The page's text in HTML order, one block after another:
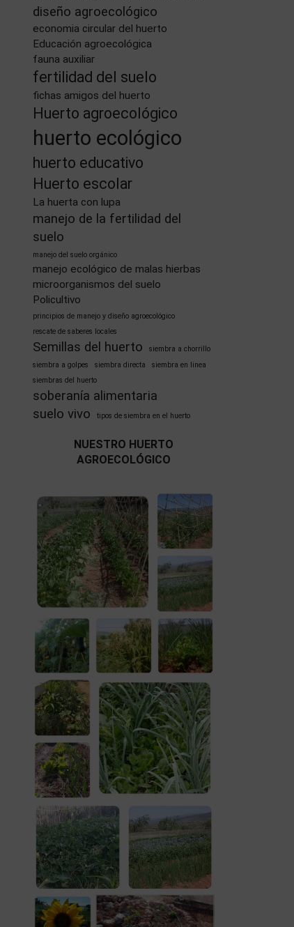
diseño agroecológico
economia circular del huerto
Educación agroecológica
fauna auxiliar
fertilidad del suelo
fichas amigos del huerto
Huerto agroecológico
huerto ecológico
huerto educativo
Huerto escolar
La huerta con lupa
manejo de la fertilidad del
suelo
manejo del suelo orgánico
manejo ecológico de malas hierbas
microorganismos del suelo
Policultivo
principios de manejo y diseño agroecológico
rescate de saberes locales
Semillas del huerto
siembra a chorrillo
siembra a golpes
siembra directa
siembra en linea
siembras del huerto
soberanía alimentaria
suelo vivo
tipos de siembra en el huerto
NUESTRO HUERTO
AGROECOLÓGICO